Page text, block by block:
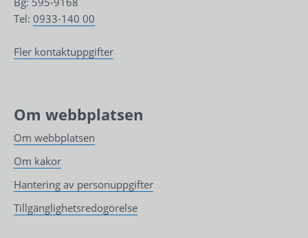
Tel: 0933-140 00
Fler kontaktuppgifter
Om webbplatsen
Om webbplatsen
Om kakor
Hantering av personuppgifter
Tillgänglighetsredogörelse